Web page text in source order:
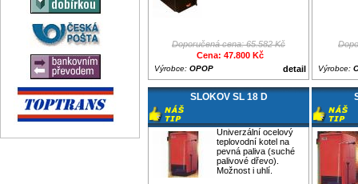
Doporučená cena: 65.582 Kč
Cena: 47.800 Kč
detail
Výrobce: OPOP Výrobce:
SLOKOV SL 18 D
Univerzální ocelový
teplovodní kotel na
pevná paliva (suché
palivové dřevo).
Možnost i uhlí.